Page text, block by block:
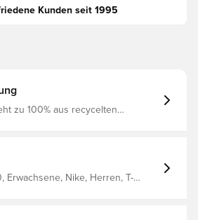
Kunden seit 1995
zu 100% aus recycelten
Gleiches Design wie bei den
Passform Hergestellt
Erwachsene, Nike, Herren, T-